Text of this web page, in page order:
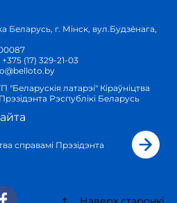
Беларусь, г. Мінск, вул.Будзёнага,
+375 (17) 329-21-03
"Беларускія латарэі" Кіраўніцтва
Рэспублікі Беларусь
справамі Прэзідэнта